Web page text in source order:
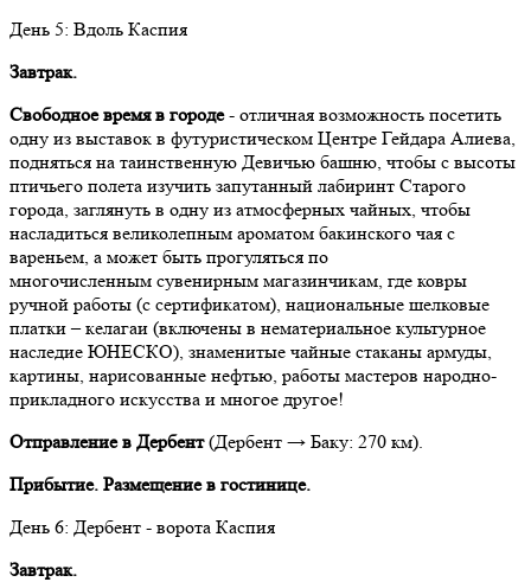
День 5: Вдоль Каспия
Завтрак.
Свободное время в городе- отличная возможность посетить
одну из выставок в футуристическом Центре Гейдара Алиева,
подняться на таинственную Девичью башню, чтобы с высоты
птичьего полета изучить запутанный лабиринт Старого
города, заглянуть в одну из атмосферных чайных, чтобы
насладиться великолепным ароматом бакинского чая с
вареньем, а может быть прогуляться по
многочисленным сувенирным магазинчикам, где ковры
ручной работы (с сертификатом), национальные шелковые
платки – келагаи (включены в нематериальное культурное
наследие ЮНЕСКО), знаменитые чайные стаканы армуды,
картины, нарисованные нефтью, работы мастеров народно-
прикладного искусства и многое другое!
Отправление в Дербент(Дербент → Баку: 270 км).
Прибытие. Размещение в гостинице.
День 6: Дербент - ворота Каспия
Завтрак.